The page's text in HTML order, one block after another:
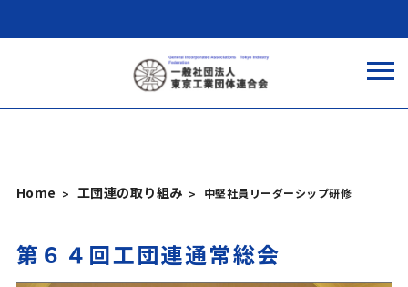
Home 工団連の取り組み 中堅社員リーダーシップ研修
第６４回工団連通常総会